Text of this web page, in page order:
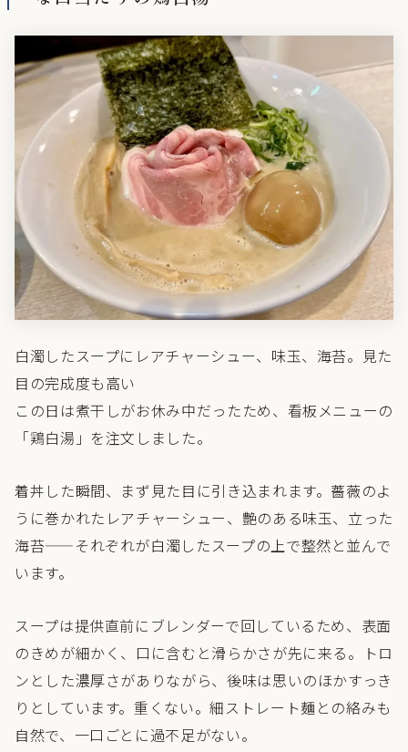
白濁したスープにレアチャーシュー、味玉、海苔。見た
目の完成度も高い
この日は煮干しがお休み中だったため、看板メニューの
「鶏白湯」を注文しました。
着丼した瞬間、まず見た目に引き込まれます。薔薇のよ
うに巻かれたレアチャーシュー、艶のある味玉、立った
海苔——それぞれが白濁したスープの上で整然と並んで
います。
スープは提供直前にブレンダーで回しているため、表面
のきめが細かく、口に含むと滑らかさが先に来る。トロ
ンとした濃厚さがありながら、後味は思いのほかすっき
りとしています。重くない。細ストレート麺との絡みも
自然で、一口ごとに過不足がない。